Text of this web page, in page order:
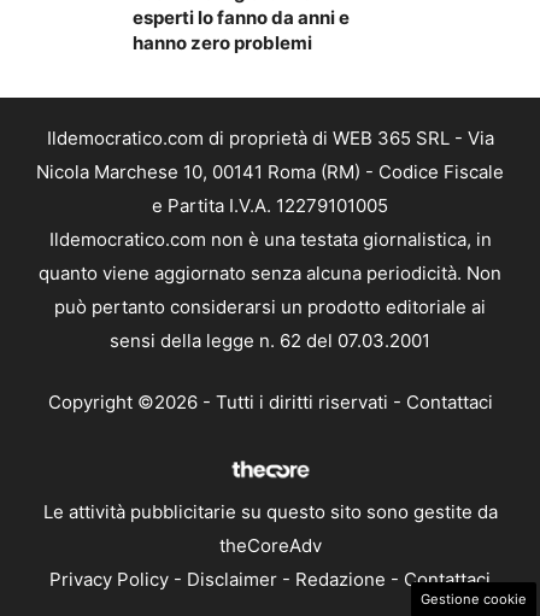
esperti lo fanno da anni e
hanno zero problemi
Ildemocratico.com di proprietà di WEB 365 SRL - Via
Nicola Marchese 10, 00141 Roma (RM) - Codice Fiscale
e Partita I.V.A. 12279101005
Ildemocratico.com non è una testata giornalistica, in
quanto viene aggiornato senza alcuna periodicità. Non
può pertanto considerarsi un prodotto editoriale ai
sensi della legge n. 62 del 07.03.2001
Copyright ©2026 - Tutti i diritti riservati - Contattaci
Le attività pubblicitarie su questo sito sono gestite da
theCoreAdv
Privacy Policy - Disclaimer - Redazione - Contattaci
Gestione cookie